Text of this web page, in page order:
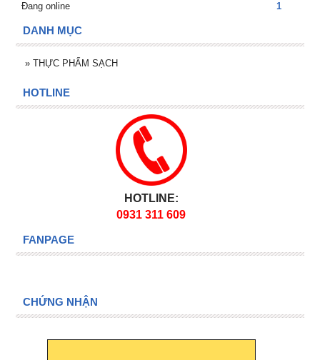
Đang online
1
DANH MỤC
» THỰC PHẨM SẠCH
HOTLINE
HOTLINE:
0931 311 609
FANPAGE
CHỨNG NHẬN